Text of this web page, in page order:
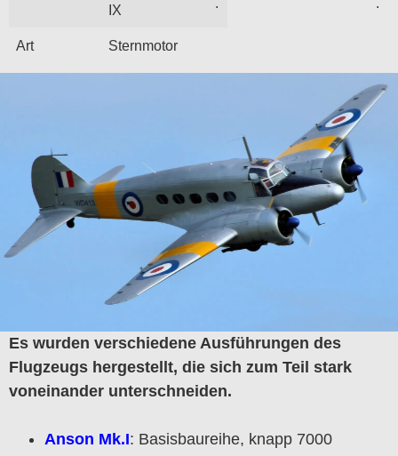
IX
Art Sternmotor
Es wurden verschiedene Ausführungen des
Flugzeugs hergestellt, die sich zum Teil stark
voneinander unterschneiden.
Anson Mk.I: Basisbaureihe, knapp 7000